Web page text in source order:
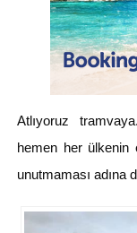
Atlıyoruz
hemen her ülkenin
unutmaması adına